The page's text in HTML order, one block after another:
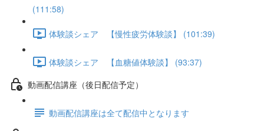
(111:58)
体験談シェア 【慢性疲労体験談】 (101:39)
体験談シェア 【血糖値体験談】 (93:37)
動画配信講座（後日配信予定）
動画配信講座は全て配信中となります